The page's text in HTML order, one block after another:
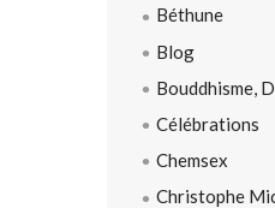
Béthune
Blog
Bouddhisme,
Célébrations
Chemsex
Christophe